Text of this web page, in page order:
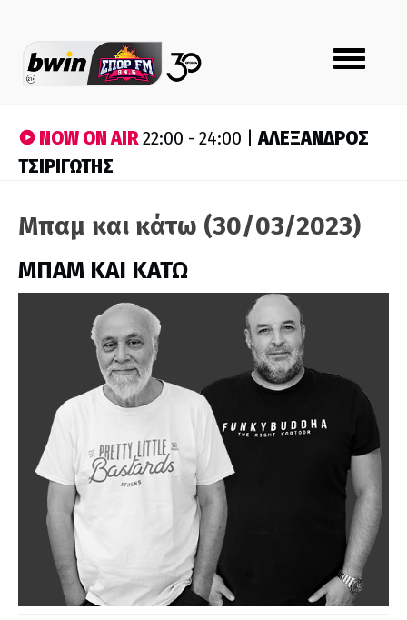
Toggle
navigation
NOW ON AIR22:00 - 24:00 |ΑΛΕΞΑΝΔΡΟΣ
ΤΣΙΡΙΓΩΤΗΣ
Μπαμ και κάτω (30/03/2023)
ΜΠΑΜ ΚΑΙ ΚΑΤΩ